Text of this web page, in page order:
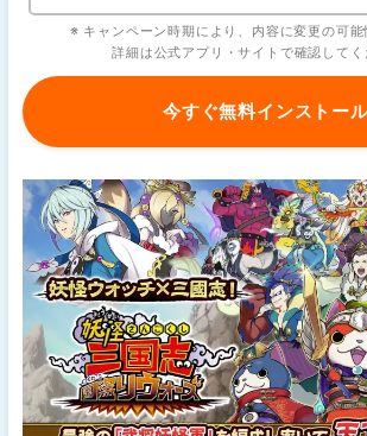
※ キャンペーン時期により、内容に変更の可能
詳細は公式アプリ・サイトで確認してく
今すぐ無料インストー